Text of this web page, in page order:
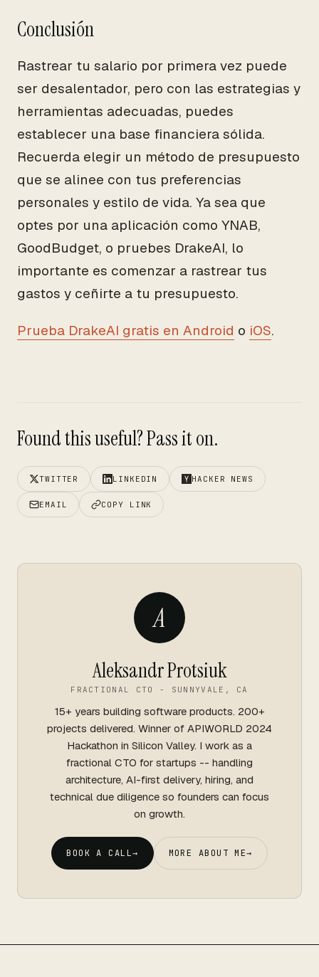
Conclusión
Rastrear tu salario por primera vez puede
ser desalentador, pero con las estrategias y
herramientas adecuadas, puedes
establecer una base financiera sólida.
Recuerda elegir un método de presupuesto
que se alinee con tus preferencias
personales y estilo de vida. Ya sea que
optes por una aplicación como YNAB,
GoodBudget, o pruebes DrakeAI, lo
importante es comenzar a rastrear tus
gastos y ceñirte a tu presupuesto.
Prueba DrakeAI gratis en Android o iOS.
Found this useful? Pass it on.
TWITTER LINKEDIN HACKER NEWS
EMAIL COPY LINK
A
Aleksandr Protsiuk
FRACTIONAL CTO - SUNNYVALE, CA
15+ years building software products. 200+
projects delivered. Winner of APIWORLD 2024
Hackathon in Silicon Valley. I work as a
fractional CTO for startups -- handling
architecture, AI-first delivery, hiring, and
technical due diligence so founders can focus
on growth.
BOOK A CALL→ MORE ABOUT ME→